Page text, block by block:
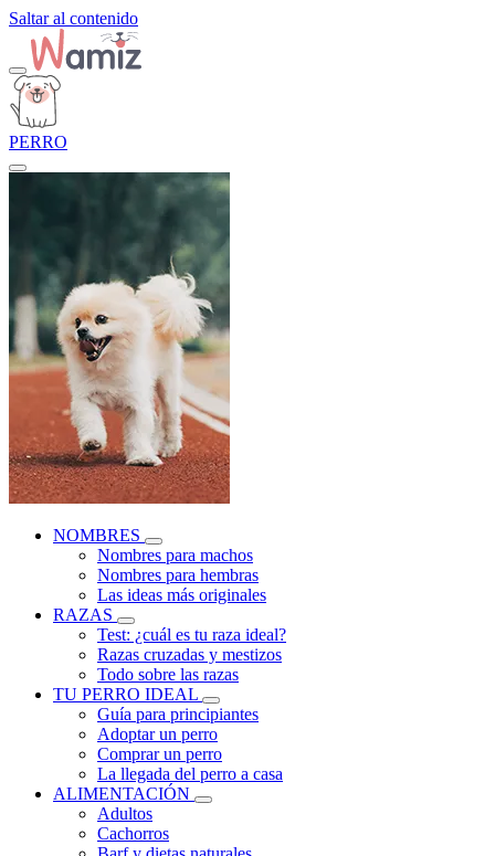
Saltar al contenido
PERRO
NOMBRES
Nombres para machos
Nombres para hembras
Las ideas más originales
RAZAS
Test: ¿cuál es tu raza ideal?
Razas cruzadas y mestizos
Todo sobre las razas
TU PERRO IDEAL
Guía para principiantes
Adoptar un perro
Comprar un perro
La llegada del perro a casa
ALIMENTACIÓN
Adultos
Cachorros